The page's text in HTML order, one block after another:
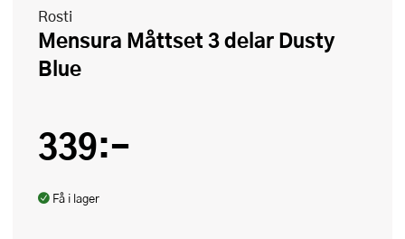
Rosti
Mensura Måttset 3 delar Dusty
Blue
339:-
Få i lager